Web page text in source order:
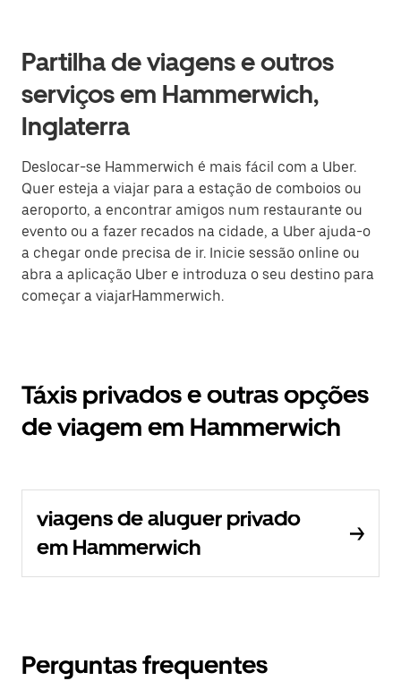
Partilha de viagens e outros
serviços em Hammerwich,
Inglaterra
Deslocar-se Hammerwich é mais fácil com a Uber.
Quer esteja a viajar para a estação de comboios ou
aeroporto, a encontrar amigos num restaurante ou
evento ou a fazer recados na cidade, a Uber ajuda-o
a chegar onde precisa de ir. Inicie sessão online ou
abra a aplicação Uber e introduza o seu destino para
começar a viajarHammerwich.
Táxis privados e outras opções
de viagem em Hammerwich
viagens de aluguer privado
em Hammerwich
Perguntas frequentes